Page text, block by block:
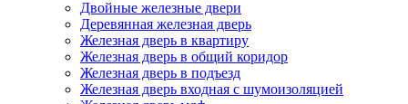
Двойные железные двери
Деревянная железная дверь
Железная дверь в квартиру
Железная дверь в общий коридор
Железная дверь в подъезд
Железная дверь входная с шумоизоляцией